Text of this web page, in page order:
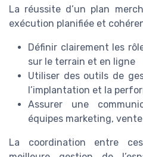
La réussite d’un plan
exécution planifiée et
Définir clairement les
sur le terrain et en ligne
Utiliser des outils de
l’implantation et la
Assurer une
équipes marketing,
La coordination entre